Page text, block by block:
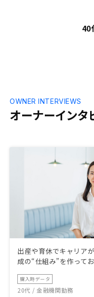
40
オーナーインタ
OWNER INTERVIEWS
出産や育休でキャリア
成の“仕組み”を作って
購入時データ
20代 / 金融機関勤務